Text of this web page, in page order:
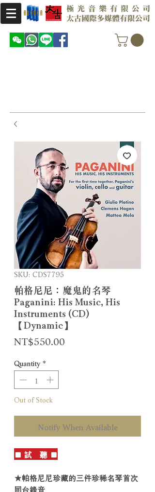
SKU: CDS7795
帕格尼尼：魔鬼的名琴
Paganini: His Music, His
Instruments (CD)
【Dynamic】
NT$550.00
Quantity *
Out of Stock
Notify When Available
■ 試 聽 ■
★帕格尼尼珍藏的三件珍稀名琴首次
同台錄音